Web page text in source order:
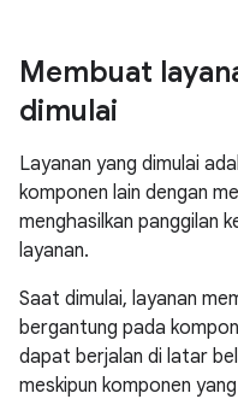
Membuat
dimulai
Layanan yang dimulai
komponen lain dengan
menghasilkan panggilan
layanan.
Saat dimulai, layanan
bergantung pada
dapat berjalan di latar
meskipun komponen